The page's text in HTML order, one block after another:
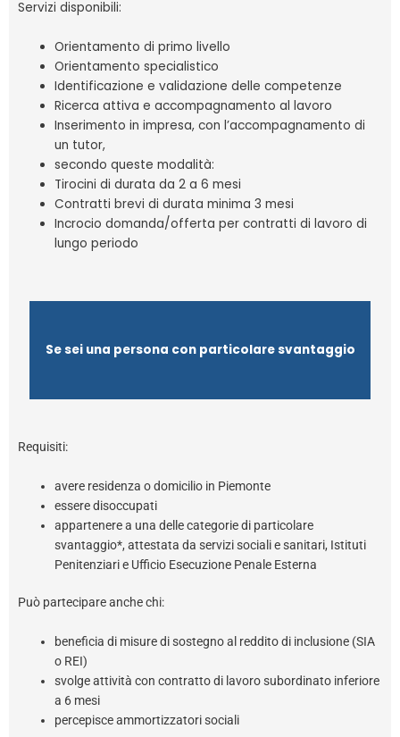
Servizi disponibili:
Orientamento di primo livello
Orientamento specialistico
Identificazione e validazione delle competenze
Ricerca attiva e accompagnamento al lavoro
Inserimento in impresa, con l’accompagnamento di
un tutor,
secondo queste modalità:
Tirocini di durata da 2 a 6 mesi
Contratti brevi di durata minima 3 mesi
Incrocio domanda/offerta per contratti di lavoro di
lungo periodo
Se sei una persona con particolare svantaggio
Requisiti:
avere residenza o domicilio in Piemonte
essere disoccupati
appartenere a una delle categorie di particolare
svantaggio*, attestata da servizi sociali e sanitari, Istituti
Penitenziari e Ufficio Esecuzione Penale Esterna
Può partecipare anche chi:
beneficia di misure di sostegno al reddito di inclusione (SIA
o REI)
svolge attività con contratto di lavoro subordinato inferiore
a 6 mesi
percepisce ammortizzatori sociali